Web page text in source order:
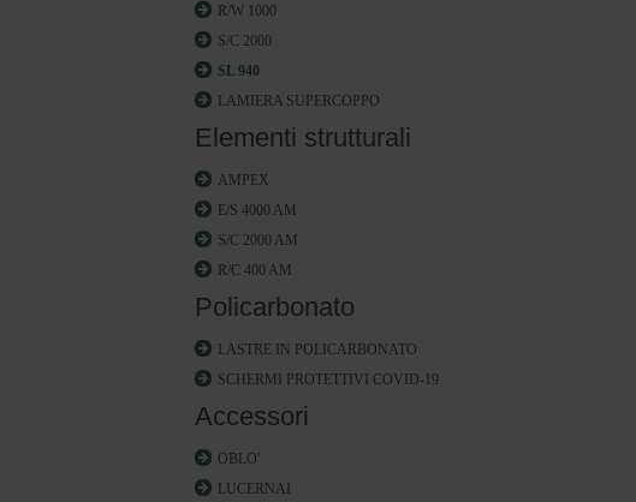
R/W 1000
S/C 2000
SL 940
LAMIERA SUPERCOPPO
Elementi strutturali
AMPEX
E/S 4000 AM
S/C 2000 AM
R/C 400 AM
Policarbonato
LASTRE IN POLICARBONATO
SCHERMI PROTETTIVI COVID-19
Accessori
OBLO'
LUCERNAI